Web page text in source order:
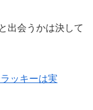
出会うかは決して
ッキーは実